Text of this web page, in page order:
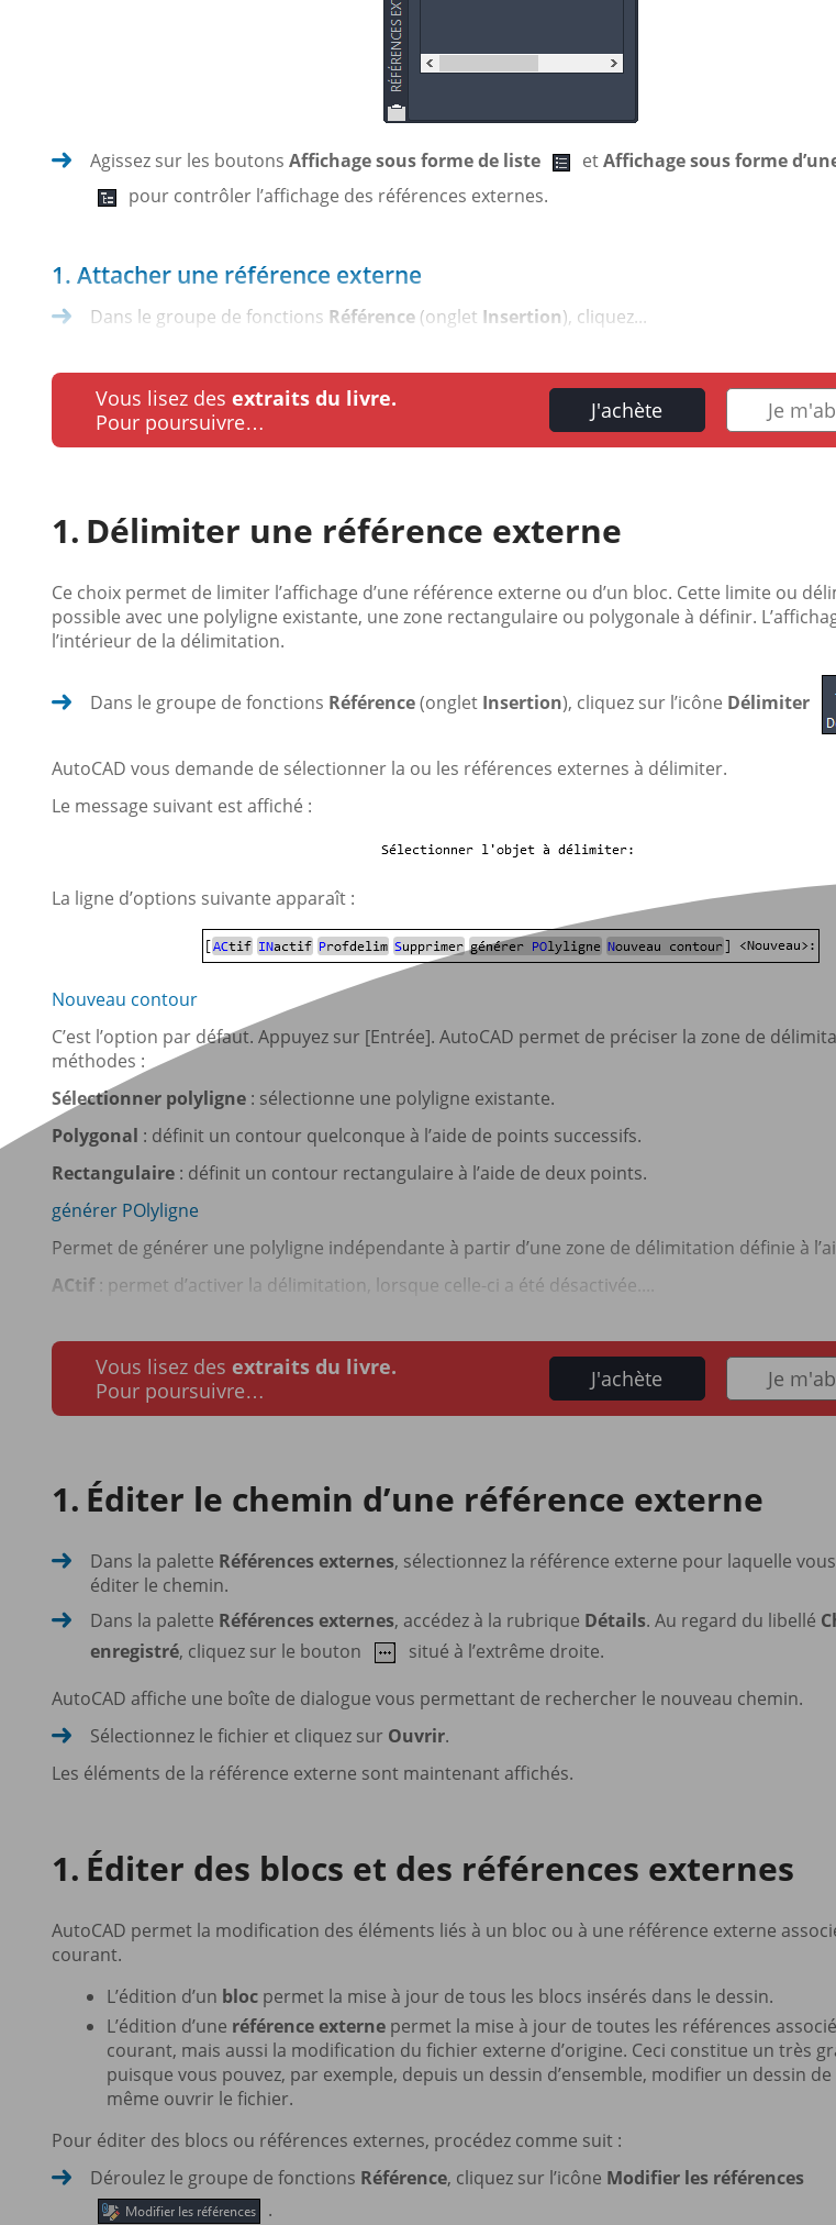
Agissez sur les boutons Affichage sous forme de liste etAffichage sous forme
pour contrôler l’affichage des références externes.
1. Attacher une référence externe
Dans le groupe de fonctions Référence (onglet Insertion), cliquez...
Vous lisez des extraits du livre.
Pour poursuivre…
J'achète Je
Délimiter une référence externe
Ce choix permet de limiter l’affichage d’une référence externe ou d’un bloc. Cette limite ou
possible avec une polyligne existante, une zone rectangulaire ou polygonale à définir.
l’intérieur de la délimitation.
Dans le groupe de fonctions Référence(onglet Insertion), cliquez sur l’icône Délimiter
AutoCAD vous demande de sélectionner la ou les références externes à délimiter.
Le message suivant est affiché :
La ligne d’options suivante apparaît :
Nouveau contour
C’est l’option par défaut. Appuyez sur [Entrée]. AutoCAD permet de préciser la zone de
méthodes :
Sélectionner polyligne : sélectionne une polyligne existante.
Polygonal : définit un contour quelconque à l’aide de points successifs.
Rectangulaire : définit un contour rectangulaire à l’aide de deux points.
générer POlyligne
Permet de générer une polyligne indépendante à partir d’une zone de délimitation définie à
ACtif: permet d’activer la délimitation, lorsque celle-ci a été désactivée....
Vous lisez des extraits du livre.
Pour poursuivre…
J'achète Je
Éditer le chemin d’une référence externe
Dans la palette Références externes, sélectionnez la référence externe pour laquelle
éditer le chemin.
Dans la palette Références externes, accédez à la rubrique Détails. Au regard du libellé
enregistré, cliquez sur le bouton
situé à l’extrême droite.
AutoCAD affiche une boîte de dialogue vous permettant de rechercher le nouveau chemin.
Sélectionnez le fichier et cliquez sur Ouvrir.
Les éléments de la référence externe sont maintenant affichés.
Éditer des blocs et des références externes
AutoCAD permet la modification des éléments liés à un bloc ou à une référence externe
courant.
L’édition d’un bloc permet la mise à jour de tous les blocs insérés dans le dessin.
L’édition d’une référence externe permet la mise à jour de toutes les références
courant, mais aussi la modification du fichier externe d’origine. Ceci constitue un très
puisque vous pouvez, par exemple, depuis un dessin d’ensemble, modifier un dessin
même ouvrir le fichier.
Pour éditer des blocs ou références externes, procédez comme suit :
Déroulez le groupe de fonctions Référence, cliquez sur l’icône Modifier les références
.